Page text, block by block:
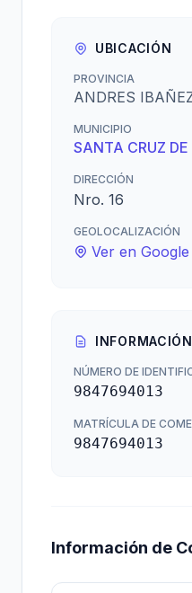
UBICACIÓN
PROVINCIA
ANDRES
MUNICIPIO
SANTA CRUZ DE
DIRECCIÓN
Nro. 16
GEOLOCALIZACIÓN
Ver en
NÚMERO DE
9847694013
MATRÍCULA DE
9847694013
Información de